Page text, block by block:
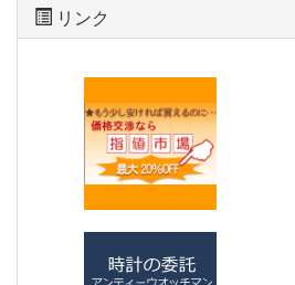
リンク